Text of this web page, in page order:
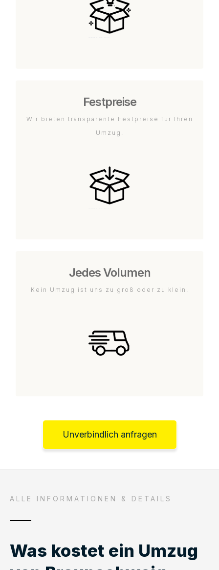
Festpreise
Wir bieten transparente Festpreise für Ihren
Umzug.
Jedes Volumen
Kein Umzug ist uns zu groß oder zu klein.
Unverbindlich anfragen
ALLE INFORMATIONEN & DETAILS
Was kostet ein Umzug